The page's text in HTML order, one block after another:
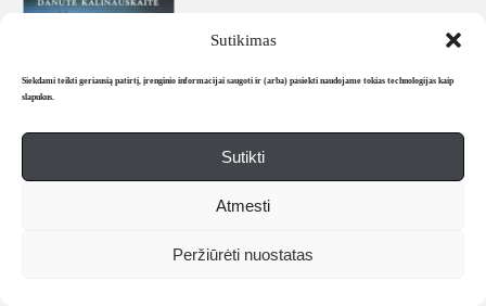
Sutikimas
Siekdami teikti geriausią patirtį, įrenginio informacijai saugoti ir (arba) pasiekti naudojame tokias technologijas kaip
slapukus.
Sutikti
Atmesti
Peržiūrėti nuostatas